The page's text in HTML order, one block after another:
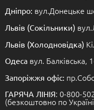
Дніпро: вул.Донецьке
Львів (Сокільники)
Львів (Холодновідка)
Одеса вул. Балківська,
Запоріжжя офіс:
ГАРЯЧА ЛІНІЯ: 0-800-
(безкоштовно по